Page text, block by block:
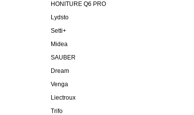
HONITURE Q6 PRO
Lydsto
Setti+
Midea
SAUBER
Dream
Venga
Liectroux
Trifo